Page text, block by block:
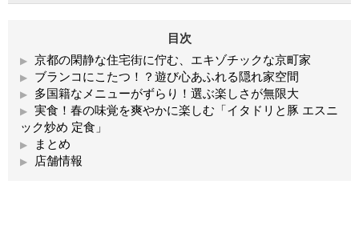
目次
京都の閑静な住宅街に佇む、エキゾチックな京町家
ブランコにこたつ！？遊び心あふれる隠れ家空間
多国籍なメニューがずらり！選ぶ楽しさが無限大
実食！春の味覚を爽やかに楽しむ「イタドリと豚 エスニ
ック炒め 定食」
まとめ
店舗情報